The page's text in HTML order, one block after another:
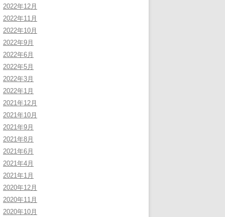
2022年12月
2022年11月
2022年10月
2022年9月
2022年6月
2022年5月
2022年3月
2022年1月
2021年12月
2021年10月
2021年9月
2021年8月
2021年6月
2021年4月
2021年1月
2020年12月
2020年11月
2020年10月